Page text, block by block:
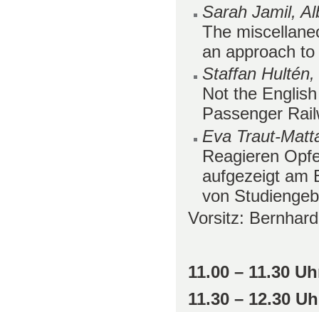
Sarah Jamil,
The
an approach
Staffan
Not the
Passenger
Eva Traut-
Reagieren
aufgezeigt am
von
Vorsitz:
11.00 – 11.30
11.30 – 12.30